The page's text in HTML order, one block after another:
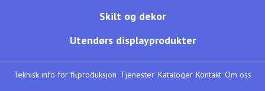
Skilt og dekor
Utendørs displayprodukter
Teknisk info for filproduksjon Tjenester Kataloger Kontakt Om oss